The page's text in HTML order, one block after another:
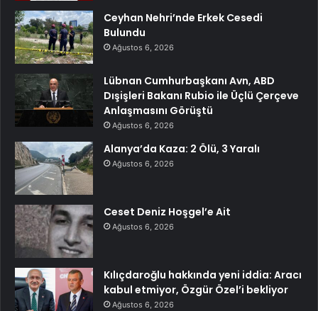
Ceyhan Nehri’nde Erkek Cesedi
Bulundu
Ağustos 6, 2026
Lübnan Cumhurbaşkanı Avn, ABD
Dışişleri Bakanı Rubio ile Üçlü Çerçeve
Anlaşmasını Görüştü
Ağustos 6, 2026
Alanya’da Kaza: 2 Ölü, 3 Yaralı
Ağustos 6, 2026
Ceset Deniz Hoşgel’e Ait
Ağustos 6, 2026
Kılıçdaroğlu hakkında yeni iddia: Aracı
kabul etmiyor, Özgür Özel’i bekliyor
Ağustos 6, 2026